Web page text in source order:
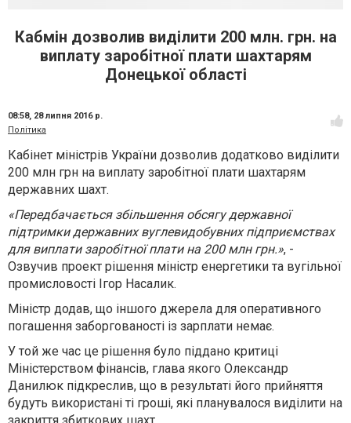
Кабмін дозволив виділити 200 млн. грн. на
виплату заробітної плати шахтарям
Донецької області
08:58, 28 липня 2016 р.
Політика
Кабінет міністрів України дозволив додатково виділити
200 млн грн на виплату заробітної плати шахтарям
державних шахт.
«Передбачається збільшення обсягу державної
підтримки державних вуглевидобувних підприємствах
для виплати заробітної плати на 200 млн грн.», -
Озвучив проект рішення міністр енергетики та вугільної
промисловості Ігор Насалик.
Міністр додав, що іншого джерела для оперативного
погашення заборгованості із зарплати немає.
У той же час це рішення було піддано критиці
Міністерством фінансів, глава якого Олександр
Данилюк підкреслив, що в результаті його прийняття
будуть використані ті гроші, які планувалося виділити на